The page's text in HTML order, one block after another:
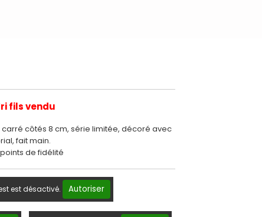
fils vendu
côtés 8 cm, série limitée, décoré avec
fait main.
de fidélité
est désactivé. Autoriser